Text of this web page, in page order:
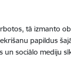
tā izmanto
papildus
un sociālo mediju